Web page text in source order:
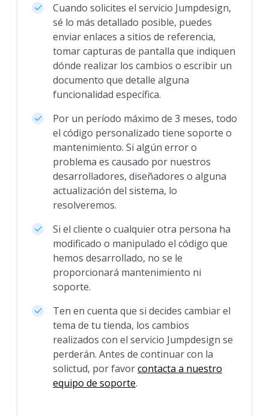
Cuando solicites el servicio Jumpdesign,
sé lo más detallado posible, puedes
enviar enlaces a sitios de referencia,
tomar capturas de pantalla que indiquen
dónde realizar los cambios o escribir un
documento que detalle alguna
funcionalidad específica.
Por un período máximo de 3 meses, todo
el código personalizado tiene soporte o
mantenimiento. Si algún error o
problema es causado por nuestros
desarrolladores, diseñadores o alguna
actualización del sistema, lo
resolveremos.
Si el cliente o cualquier otra persona ha
modificado o manipulado el código que
hemos desarrollado, no se le
proporcionará mantenimiento ni
soporte.
Ten en cuenta que si decides cambiar el
tema de tu tienda, los cambios
realizados con el servicio Jumpdesign se
perderán. Antes de continuar con la
solictud, por favorcontacta a nuestro
equipo de soporte.